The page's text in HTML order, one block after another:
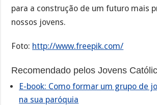
para a construção de um futuro mais
nossos jovens.
Foto: http://www.freepik.com/
Recomendado pelos Jovens
E-book: Como formar um grupo de
na sua paróquia